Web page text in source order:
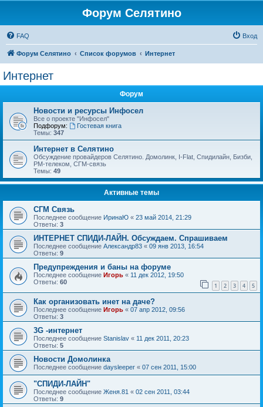
Форум Селятино
FAQ Вход
Форум Селятино Список форумов Интернет
Интернет
Форум
Новости и ресурсы Инфосел
Все о проекте "Инфосел"
Подфорум:
Гостевая книга
Темы: 347
Интернет в Селятино
Обсуждение провайдеров Селятино. Домолинк, I-Flat, Спидилайн, Бизби,
РМ-телеком, СГМ-связь
Темы: 49
Активные темы
СГМ Связь
Последнее сообщение ИринаЮ « 23 май 2014, 21:29
Ответы: 3
ИНТЕРНЕТ СПИДИ-ЛАЙН. Обсуждаем. Спрашиваем
Последнее сообщение Александр83 « 09 янв 2013, 16:54
Ответы: 9
Предупреждения и баны на форуме
Последнее сообщение Игорь « 11 дек 2012, 19:50
Ответы: 60 1 2 3 4 5
Как организовать инет на даче?
Последнее сообщение Игорь « 07 апр 2012, 09:56
Ответы: 3
3G -интернет
Последнее сообщение Stanislav « 11 дек 2011, 20:23
Ответы: 5
Новости Домолинка
Последнее сообщение daysleeper « 07 сен 2011, 15:00
"СПИДИ-ЛАЙН"
Последнее сообщение Женя.81 « 02 сен 2011, 03:44
Ответы: 9